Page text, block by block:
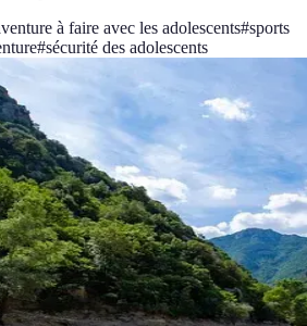
à faire avec les adolescents#sports
#sécurité des adolescents